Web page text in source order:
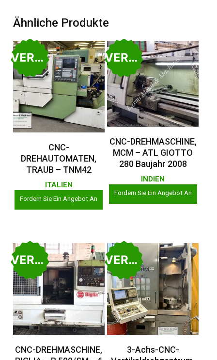
Ähnliche Produkte
VERKAUFT
Weiterlesen
CNC-
DREHAUTOMATEN,
TRAUB – TNM42
ITALIEN
Fordern Sie Ein Angebot An
VERKAUFT
Weiterlesen
CNC-DREHMASCHINE,
MCM – ATL GIOTTO
280 Baujahr 2008
INDIEN
Fordern Sie Ein Angebot An
VERKAUFT
Weiterlesen
CNC-DREHMASCHINE,
VERKAUFT
Weiterlesen
3-Achs-CNC-